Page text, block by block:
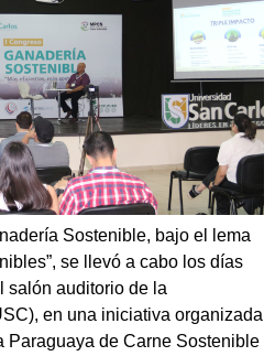
Sostenible, bajo el lema
se llevó a cabo los días
salón auditorio de la
en una iniciativa organizada
Paraguaya de Carne Sostenible